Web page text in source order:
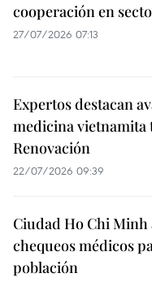
cooperación en
27/07/2026 07:13
Expertos destacan
medicina vietnamita
Renovación
22/07/2026 09:39
Ciudad Ho Chi Minh
chequeos médicos
población